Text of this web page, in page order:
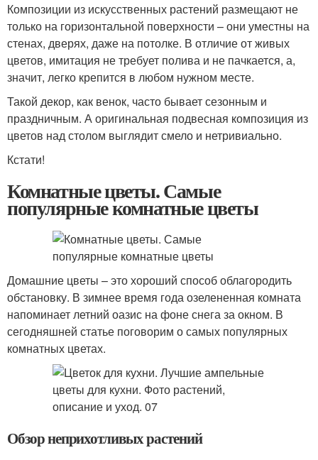
Композиции из искусственных растений размещают не
только на горизонтальной поверхности – они уместны на
стенах, дверях, даже на потолке. В отличие от живых
цветов, имитация не требует полива и не пачкается, а,
значит, легко крепится в любом нужном месте.
Такой декор, как венок, часто бывает сезонным и
праздничным. А оригинальная подвесная композиция из
цветов над столом выглядит смело и нетривиально.
Кстати!
Комнатные цветы. Самые
популярные комнатные цветы
Домашние цветы – это хороший способ облагородить
обстановку. В зимнее время года озелененная комната
напоминает летний оазис на фоне снега за окном. В
сегодняшней статье поговорим о самых популярных
комнатных цветах.
Обзор неприхотливых растений